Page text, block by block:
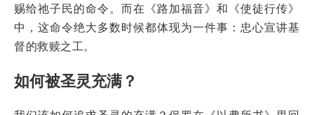
赐给祂子民的命令。而在《路加福音》和《使徒行传》
中，这命令绝大多数时候都体现为一件事：忠心宣讲基
督的救赎之工。
如何被圣灵充满？